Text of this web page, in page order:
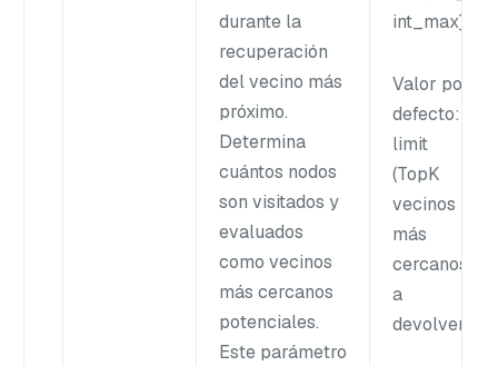
durante la
recuperación
del vecino más
próximo.
Determina
cuántos nodos
son visitados y
evaluados
como vecinos
más cercanos
potenciales.
Este parámetro
int_max]
Valor por
defecto:
limit
(TopK
vecinos
más
cercanos
a
devolver)